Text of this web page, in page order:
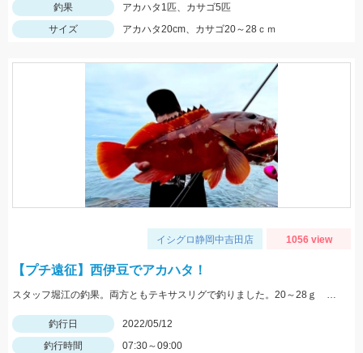
釣果
アカハタ1匹、カサゴ5匹
サイズ
アカハタ20cm、カサゴ20～28ｃｍ
イシグロ静岡中吉田店 1056 view
【プチ遠征】西伊豆でアカハタ！
スタッフ堀江の釣果。両方ともテキサスリグで釣りました。20～28ｇ サバ、ムツっ子などが足元で釣れます。
釣行日
2022/05/12
釣行時間
07:30～09:00